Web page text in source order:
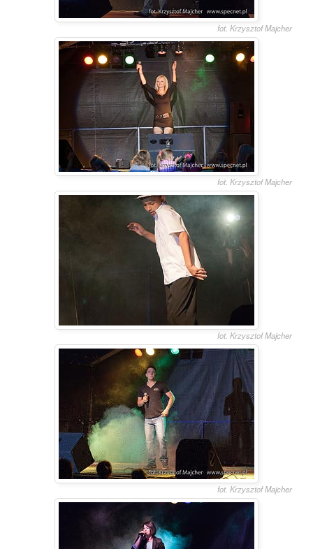
fot. Krzysztof Majcher
fot. Krzysztof Majcher
fot. Krzysztof Majcher
fot. Krzysztof Majcher